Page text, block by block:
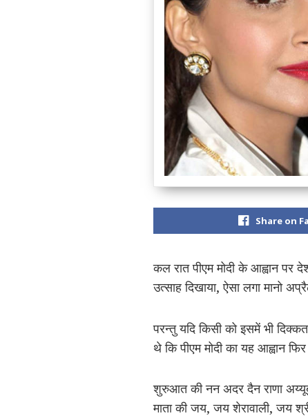
Share on
कल रात पीएम मोदी के आह्वान पर
उत्साह दिखाया, ऐसा लगा मानो
परन्तु यदि किसी को इसमें भी
थे कि पीएम मोदी का यह आह्वान
शुरुआत की नन अदर दैन राणा
माता की जय, जय शेरावाली, जय